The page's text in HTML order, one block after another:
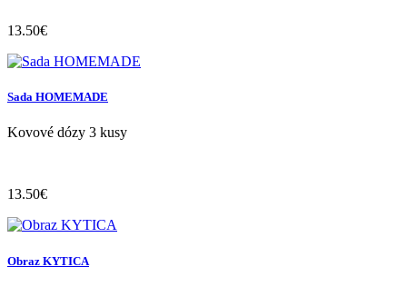
13.50€
Sada HOMEMADE
Kovové dózy 3 kusy
13.50€
Obraz KYTICA